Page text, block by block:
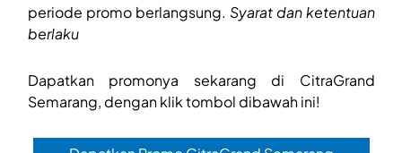
periode promo berlangsung. Syarat dan ketentuan
berlaku
Dapatkan promonya sekarang di CitraGrand
Semarang, dengan klik tombol dibawah ini!